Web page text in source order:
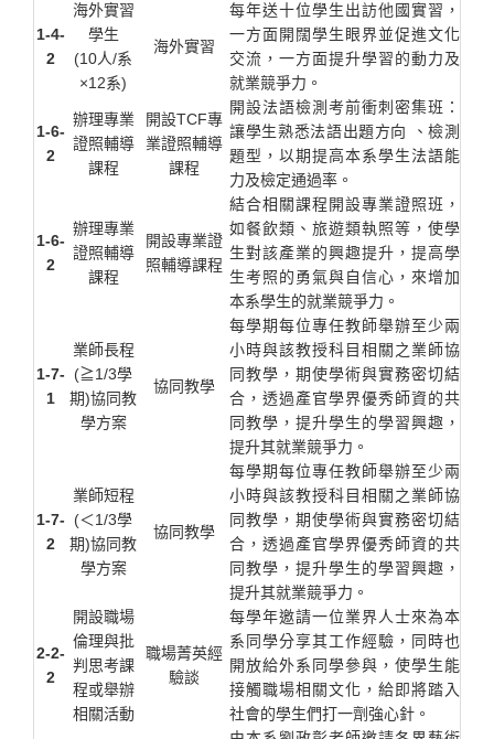
1-4-
2
海外實習
學生
(10人/系
×12系)
海外實習
每年送十位學生出訪他國實習，
一方面開闊學生眼界並促進文化
交流，一方面提升學習的動力及
就業競爭力。
1-6-
2
辦理專業
證照輔導
課程
開設TCF專
業證照輔導
課程
開設法語檢測考前衝刺密集班：
讓學生熟悉法語出題方向 、檢測
題型，以期提高本系學生法語能
力及檢定通過率。
1-6-
2
辦理專業
證照輔導
課程
開設專業證
照輔導課程
結合相關課程開設專業證照班，
如餐飲類、旅遊類執照等，使學
生對該產業的興趣提升，提高學
生考照的勇氣與自信心，來增加
本系學生的就業競爭力。
1-7-
1
業師長程
(≧1/3學
期)協同教
學方案
協同教學
每學期每位專任教師舉辦至少兩
小時與該教授科目相關之業師協
同教學，期使學術與實務密切結
合，透過產官學界優秀師資的共
同教學，提升學生的學習興趣，
提升其就業競爭力。
1-7-
2
業師短程
(＜1/3學
期)協同教
學方案
協同教學
每學期每位專任教師舉辦至少兩
小時與該教授科目相關之業師協
同教學，期使學術與實務密切結
合，透過產官學界優秀師資的共
同教學，提升學生的學習興趣，
提升其就業競爭力。
2-2-
2
開設職場
倫理與批
判思考課
程或舉辦
相關活動
職場菁英經
驗談
每學年邀請一位業界人士來為本
系同學分享其工作經驗，同時也
開放給外系同學參與，使學生能
接觸職場相關文化，給即將踏入
社會的學生們打一劑強心針。